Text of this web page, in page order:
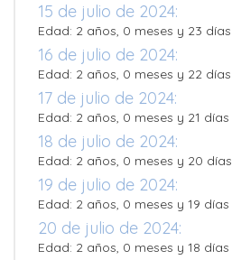
15 de julio de 2024:
Edad: 2 años, 0 meses y 23 días
16 de julio de 2024:
Edad: 2 años, 0 meses y 22 días
17 de julio de 2024:
Edad: 2 años, 0 meses y 21 días
18 de julio de 2024:
Edad: 2 años, 0 meses y 20 días
19 de julio de 2024:
Edad: 2 años, 0 meses y 19 días
20 de julio de 2024:
Edad: 2 años, 0 meses y 18 días